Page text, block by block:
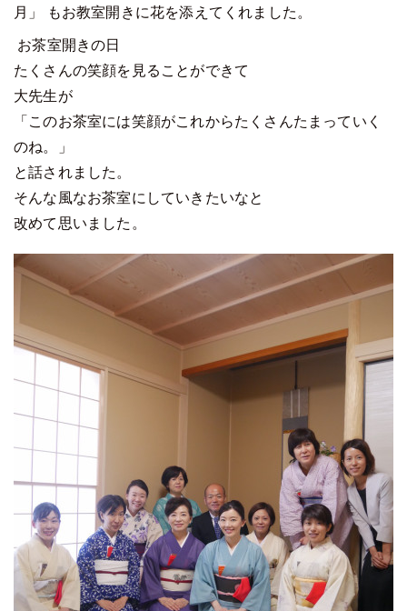
月」 もお教室開きに花を添えてくれました。
お茶室開きの日
たくさんの笑顔を見ることができて
大先生が
「このお茶室には笑顔がこれからたくさんたまっていく
のね。」
と話されました。
そんな風なお茶室にしていきたいなと
改めて思いました。